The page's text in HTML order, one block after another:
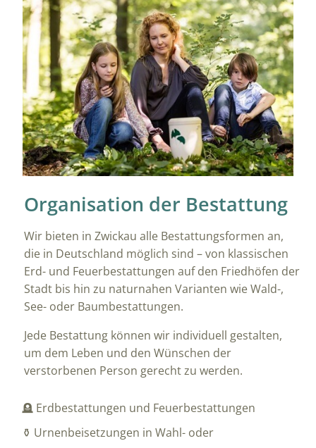
Organisation der Bestattung
Wir bieten in Zwickau alle Bestattungsformen an,
die in Deutschland möglich sind – von klassischen
Erd- und Feuerbestattungen auf den Friedhöfen der
Stadt bis hin zu naturnahen Varianten wie Wald-,
See- oder Baumbestattungen.
Jede Bestattung können wir individuell gestalten,
um dem Leben und den Wünschen der
verstorbenen Person gerecht zu werden.
🪦 Erdbestattungen und Feuerbestattungen
⚱️ Urnenbeisetzungen in Wahl- oder